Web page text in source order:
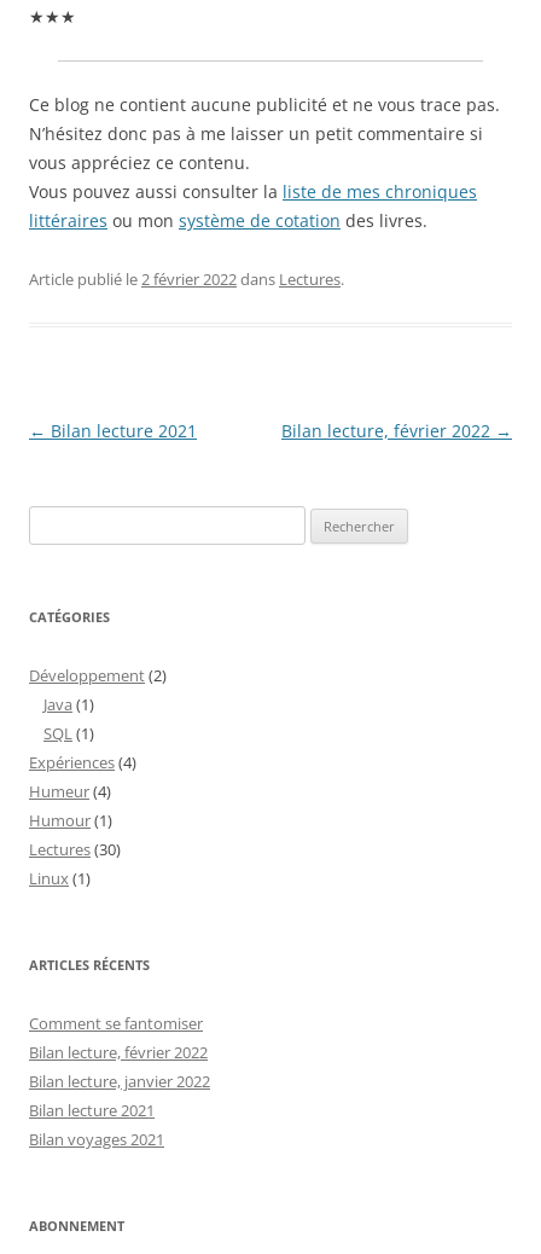
★★★
Ce blog ne contient aucune publicité et ne vous trace pas.
N’hésitez donc pas à me laisser un petit commentaire si
vous appréciez ce contenu.
Vous pouvez aussi consulter la liste de mes chroniques
littéraires ou mon système de cotation des livres.
Article publié le2 février 2022dans Lectures.
Navigation
← Bilan lecture 2021 Bilan lecture, février 2022 →
CATÉGORIES
Développement(2)
Java (1)
SQL(1)
Expériences(4)
Humeur(4)
Humour(1)
Lectures(30)
Linux(1)
ARTICLES RÉCENTS
Comment se fantomiser
Bilan lecture, février 2022
Bilan lecture, janvier 2022
Bilan lecture 2021
Bilan voyages 2021
ABONNEMENT